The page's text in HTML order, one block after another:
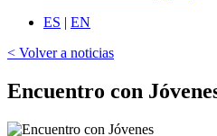
ES | EN
< Volver a noticias
Encuentro con